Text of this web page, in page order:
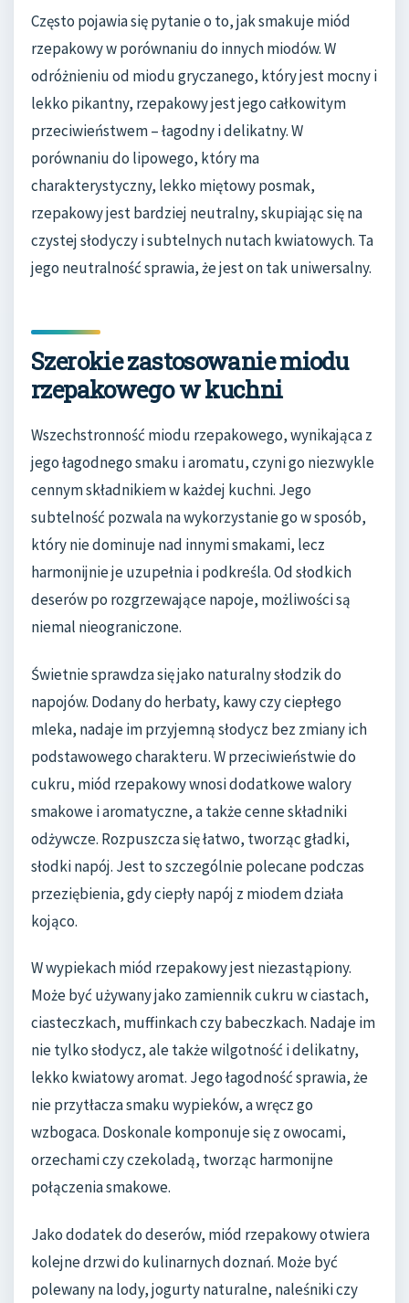
Często pojawia się pytanie o to, jak smakuje miód
rzepakowy w porównaniu do innych miodów. W
odróżnieniu od miodu gryczanego, który jest mocny i
lekko pikantny, rzepakowy jest jego całkowitym
przeciwieństwem – łagodny i delikatny. W
porównaniu do lipowego, który ma
charakterystyczny, lekko miętowy posmak,
rzepakowy jest bardziej neutralny, skupiając się na
czystej słodyczy i subtelnych nutach kwiatowych. Ta
jego neutralność sprawia, że jest on tak uniwersalny.
Szerokie zastosowanie miodu
rzepakowego w kuchni
Wszechstronność miodu rzepakowego, wynikająca z
jego łagodnego smaku i aromatu, czyni go niezwykle
cennym składnikiem w każdej kuchni. Jego
subtelność pozwala na wykorzystanie go w sposób,
który nie dominuje nad innymi smakami, lecz
harmonijnie je uzupełnia i podkreśla. Od słodkich
deserów po rozgrzewające napoje, możliwości są
niemal nieograniczone.
Świetnie sprawdza się jako naturalny słodzik do
napojów. Dodany do herbaty, kawy czy ciepłego
mleka, nadaje im przyjemną słodycz bez zmiany ich
podstawowego charakteru. W przeciwieństwie do
cukru, miód rzepakowy wnosi dodatkowe walory
smakowe i aromatyczne, a także cenne składniki
odżywcze. Rozpuszcza się łatwo, tworząc gładki,
słodki napój. Jest to szczególnie polecane podczas
przeziębienia, gdy ciepły napój z miodem działa
kojąco.
W wypiekach miód rzepakowy jest niezastąpiony.
Może być używany jako zamiennik cukru w ciastach,
ciasteczkach, muffinkach czy babeczkach. Nadaje im
nie tylko słodycz, ale także wilgotność i delikatny,
lekko kwiatowy aromat. Jego łagodność sprawia, że
nie przytłacza smaku wypieków, a wręcz go
wzbogaca. Doskonale komponuje się z owocami,
orzechami czy czekoladą, tworząc harmonijne
połączenia smakowe.
Jako dodatek do deserów, miód rzepakowy otwiera
kolejne drzwi do kulinarnych doznań. Może być
polewany na lody, jogurty naturalne, naleśniki czy